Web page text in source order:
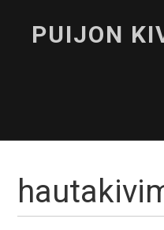
PUIJON